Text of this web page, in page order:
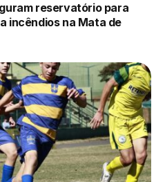
reservatório para
incêndios na Mata de